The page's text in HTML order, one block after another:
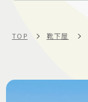
TOP 靴下屋